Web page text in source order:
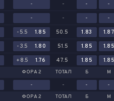
- - - -
- - - -
-5.5 1.85 50.5 1.83 1.87
-3.5 1.80 51.5 1.85 1.85
+8.5 1.76 47.5 1.85 1.85
ФОРА 2 ТОТАЛ Б М
- - - -
ФОРА 2 ТОТАЛ Б М